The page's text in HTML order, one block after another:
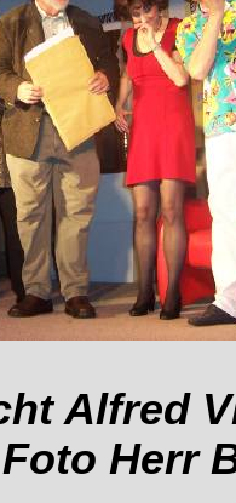
Alfred
Herr